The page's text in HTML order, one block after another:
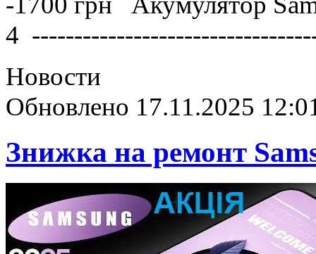
4
Новости
Обновлено 17.11.2025
Знижка на ремонт